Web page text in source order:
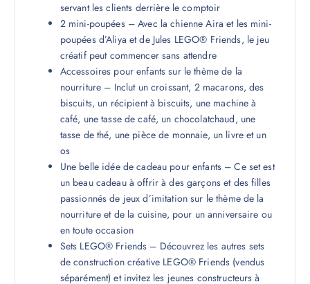
servant les clients derrière le comptoir
2 mini-poupées – Avec la chienne Aira et les mini-
poupées d’Aliya et de Jules LEGO® Friends, le jeu
créatif peut commencer sans attendre
Accessoires pour enfants sur le thème de la
nourriture – Inclut un croissant, 2 macarons, des
biscuits, un récipient à biscuits, une machine à
café, une tasse de café, un chocolatchaud, une
tasse de thé, une pièce de monnaie, un livre et un
os
Une belle idée de cadeau pour enfants – Ce set est
un beau cadeau à offrir à des garçons et des filles
passionnés de jeux d’imitation sur le thème de la
nourriture et de la cuisine, pour un anniversaire ou
en toute occasion
Sets LEGO® Friends – Découvrez les autres sets
de construction créative LEGO® Friends (vendus
séparément) et invitez les jeunes constructeurs à